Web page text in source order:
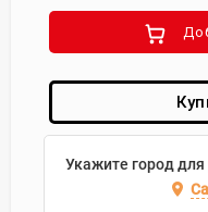
Укажите город для